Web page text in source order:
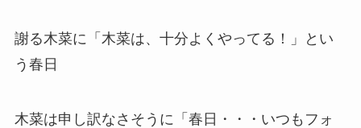
謝る木菜に「木菜は、十分よくやってる！」とい
う春日
木菜は申し訳なさそうに「春日・・・いつもフォ